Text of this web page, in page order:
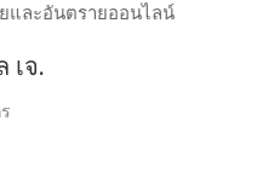
และอันตรายออนไลน์
เจ.